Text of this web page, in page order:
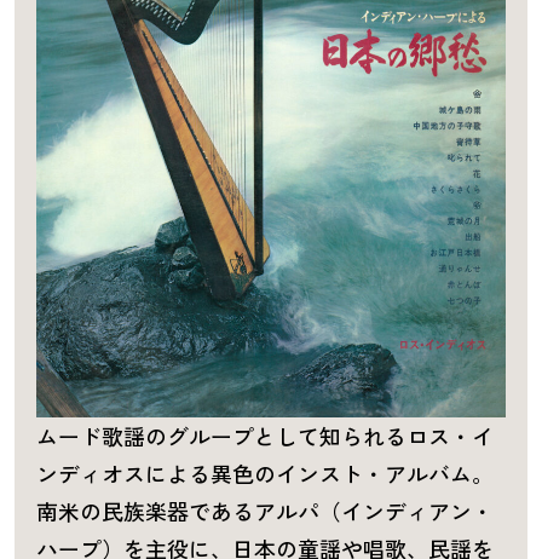
ムード歌謡のグループとして知られるロス・イ
ンディオスによる異色のインスト・アルバム。
南米の民族楽器であるアルパ（インディアン・
ハープ）を主役に、日本の童謡や唱歌、民謡を